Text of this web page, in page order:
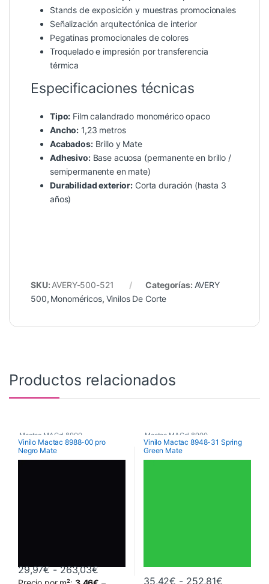
Stands de exposición y muestras promocionales
Señalización arquitectónica de interior
Pegatinas promocionales de colores
Troquelado e impresión por transferencia
térmica
Especificaciones técnicas
Tipo: Film calandrado monomérico opaco
Ancho: 1,23 metros
Acabados:Brillo y Mate
Adhesivo:Base acuosa (permanente en brillo /
semipermanente en mate)
Durabilidad exterior: Corta duración (hasta 3
años)
SKU: AVERY-500-521 Categorías: AVERY
500, Monoméricos, Vinilos De Corte
Productos relacionados
Mactac MACal 8900
Monoméricos
Vinilo Mactac 8988-00 pro
Negro Mate
29,97€ - 263,03€Rango de precios: desde 29,97€
Mactac MACal 8900
Monoméricos
Vinilo Mactac 8948-31 Spring
Green Mate
35,42€ - 252,81€Rango de